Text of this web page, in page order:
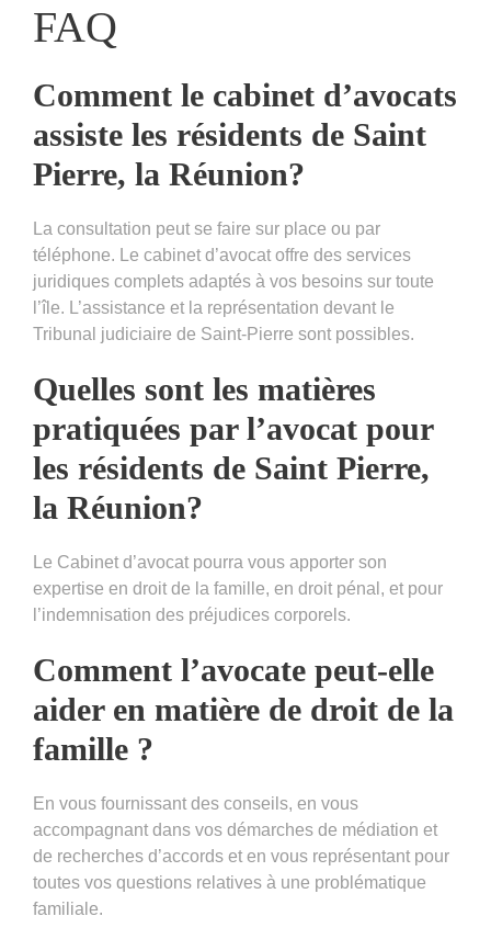
FAQ
Comment le cabinet d’avocats
assiste les résidents de Saint
Pierre, la Réunion?
La consultation peut se faire sur place ou par
téléphone. Le cabinet d’avocat offre des services
juridiques complets adaptés à vos besoins sur toute
l’île. L’assistance et la représentation devant le
Tribunal judiciaire de Saint-Pierre sont possibles.
Quelles sont les matières
pratiquées par l’avocat pour
les résidents de Saint Pierre,
la Réunion?
Le Cabinet d’avocat pourra vous apporter son
expertise en droit de la famille, en droit pénal, et pour
l’indemnisation des préjudices corporels.
Comment l’avocate peut-elle
aider en matière de droit de la
famille ?
En vous fournissant des conseils, en vous
accompagnant dans vos démarches de médiation et
de recherches d’accords et en vous représentant pour
toutes vos questions relatives à une problématique
familiale.